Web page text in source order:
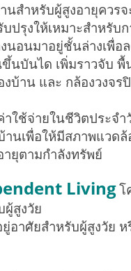
นสำหรับผู้สูงอายุควรจ
ปรุงให้เหมาะสำหรับ
นอนมาอยู่ชั้นล่างเพื่อ
ขึ้นบันได เพิ่มราวจับ
งบ้าน และ กล้องวงจร
าใช้จ่ายในชีวิตประจำ
านเพื่อให้มีสภาพแวดล้
ายุตามกำลังทรัพย์
Livingโ
ผู้สูงวัย
ยู่อาศัยสำหรับผู้สูงวัย